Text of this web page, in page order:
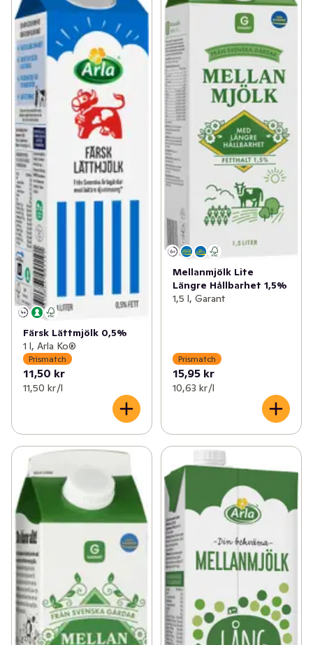
Färsk Lättmjölk 0,5%
1 l, Arla Ko®
Prismatch
11,50 kr
11,50 kr /l
Mellanmjölk Lite
Längre Hållbarhet 1,5%
1,5 l, Garant
Prismatch
15,95 kr
10,63 kr /l